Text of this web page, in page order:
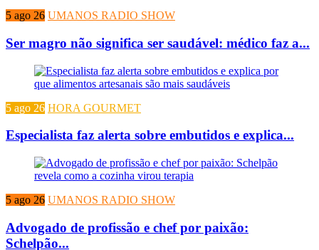
5 ago 26 UMANOS RADIO SHOW
Ser magro não significa ser saudável: médico faz a...
5 ago 26 HORA GOURMET
Especialista faz alerta sobre embutidos e explica...
5 ago 26 UMANOS RADIO SHOW
Advogado de profissão e chef por paixão:
Schelpão...